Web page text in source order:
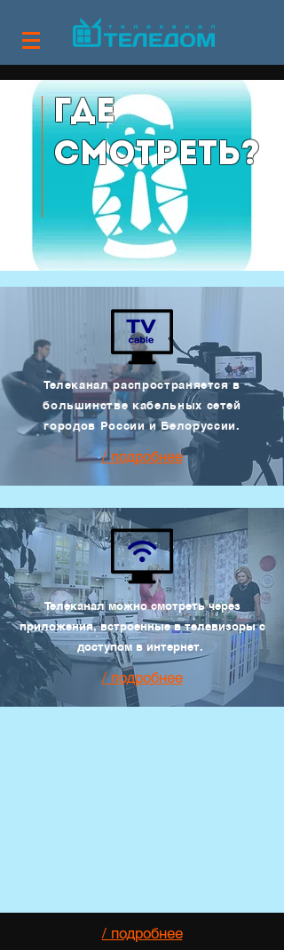
Где
смотреть?
Телеканал распространяется в
большинстве кабельных сетей
городов России и Белоруссии.
/ подробнее
Телеканал можно смотреть через
приложения, встроенные в телевизоры с
доступом в интернет.
/ подробнее
/ подробнее